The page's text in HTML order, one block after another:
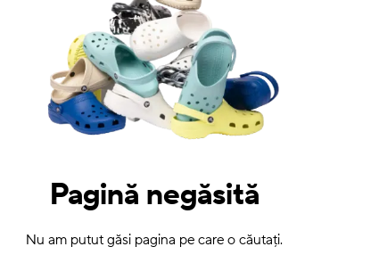
Pagină negăsită
Nu am putut găsi pagina pe care o căutați.